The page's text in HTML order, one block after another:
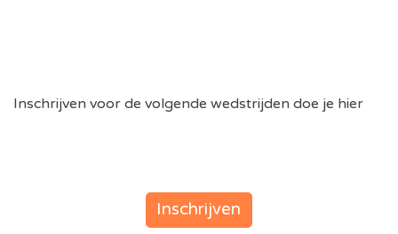
Inschrijven voor de volgende wedstrijden doe je hier
Inschrijven